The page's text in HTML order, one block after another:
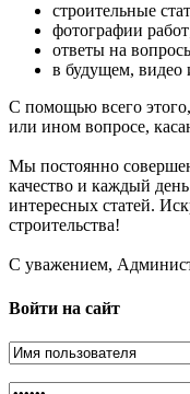
строительные
фотографии
ответы на
в будущем, видео
С помощью всего
или ином вопросе,
Мы постоянно
качество и каждый
интересных статей.
строительства!
С уважением,
Войти на сайт